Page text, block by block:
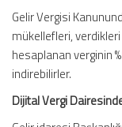
Gelir Vergisi
mükellefleri,
hesaplanan verginin
indirebilirler.
Dijital Vergi